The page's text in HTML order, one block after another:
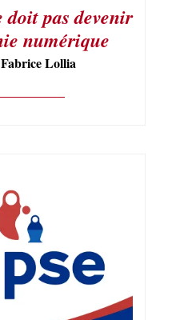
doit pas devenir
numérique
Lollia